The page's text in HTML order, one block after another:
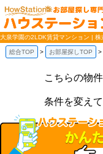
大泉学園の2LDK賃貸マンション | 株
総合TOP お部屋探しTOP
こちらの物
条件を変え